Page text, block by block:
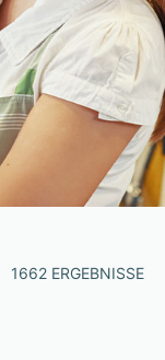
1662 ERGEBNISSE